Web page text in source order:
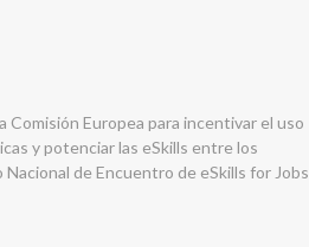
Comisión Europea para incentivar el uso
y potenciar las eSkills entre los
de Encuentro de eSkills for Jobs